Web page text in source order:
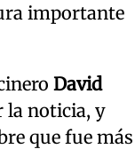
importante
David
la noticia, y
que fue más